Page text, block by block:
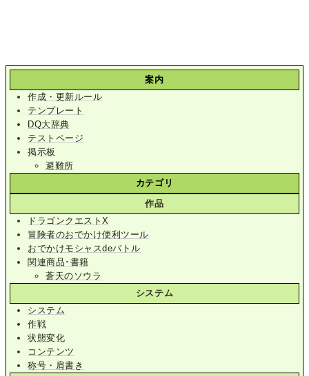
案内
作成・更新ルール
テンプレート
DQ大辞典
テストページ
掲示板
避難所
カテゴリ
作品
ドラゴンクエストX
冒険者のおでかけ便利ツール
おでかけモシャスdeバトル
関連商品･書籍
蒼天のソウラ
システム
システム
作戦
状態変化
コンテンツ
称号・肩書き